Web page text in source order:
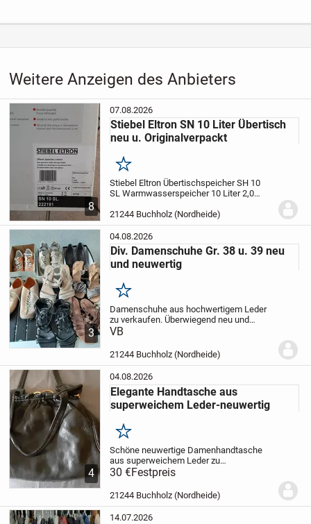
Weitere Anzeigen des Anbieters
8
07.08.2026
Stiebel Eltron SN 10 Liter Übertisch
neu u. Originalverpackt
Merken
Stiebel Eltron Übertischspeicher SH 10
SL Warmwasserspeicher 10 Liter 2,0
originalverpackt.Energieklasse
AVerbrauch 24h bei 65 Grad - 0,3
kWhGerne Abholung aber Versand...
21244 Buchholz (Nordheide)
3
04.08.2026
Div. Damenschuhe Gr. 38 u. 39 neu
und neuwertig
Merken
Damenschuhe aus hochwertigem Leder
zu verkaufen. Überwiegend neu und
ungetragen Größe 38 und 39 zu
Fotos möglich.Abholung bevorzugt, aber
Versand möglich.
VB
21244 Buchholz (Nordheide)
4
04.08.2026
Elegante Handtasche aus
superweichem Leder-neuwertig
Merken
Schöne neuwertige Damenhandtasche
aus superweichem Leder zu
verkaufen.Gerne Abholung, aber Versand
Privatverkauf und keine
Rücknahme.
30 €Festpreis
21244 Buchholz (Nordheide)
14.07.2026